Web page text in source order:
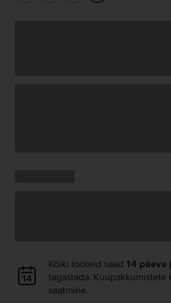
Andmete
laadimine
Kõiki tooteid saad 14 päeva
tagastada. Kuupakkumistele
saatmine.